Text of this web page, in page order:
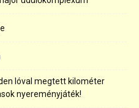
lóval megtett kilométer
nyereményjáték!